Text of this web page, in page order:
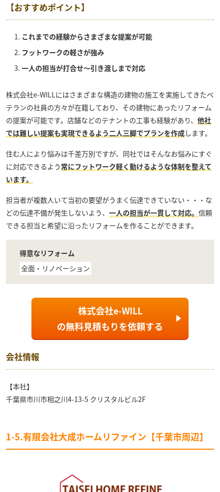
【おすすめポイント】
これまでの経験からさまざまな提案が可能
フットワークの軽さが強み
一人の担当が打合せ～引き渡しまで対応
株式会社e-WILLにはさまざまな構造の建物の施工を実施してきたベ
テランの社員の方々が在籍しており、その建物にあったリフォーム
の提案が可能です。店舗などのテナントの工事も経験があり、 他社
では難しい提案も実現できるよう二人三脚でプランを作成します。
住む人により悩みは千差万別ですが、同社ではそんなお悩みにすぐ
に対応できるよう常にフットワーク軽く動けるような体制を整えて
います。
担当者が複数人いて当初の要望がうまく伝達できていない・・・な
どの伝達不備が発生しないよう、 一人の担当が一貫して対応。 信頼
できる担当と希望に沿ったリフォームを作ることができます。
得意なリフォーム
全面・リノベーション
株式会社e-WILL
の無料見積もりを依頼する
会社情報
【本社】
千葉県市川市相之川4-13-5 クリスタルビル2F
1-5.有限会社大成ホームリファイン【千葉市周辺】